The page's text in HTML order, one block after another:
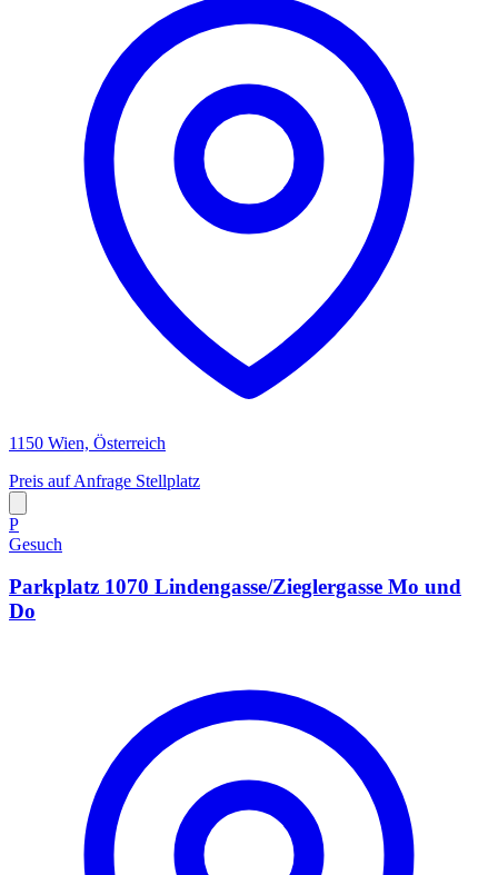
1150 Wien, Österreich
Preis auf Anfrage Stellplatz
P
Gesuch
Parkplatz 1070 Lindengasse/Zieglergasse Mo und
Do